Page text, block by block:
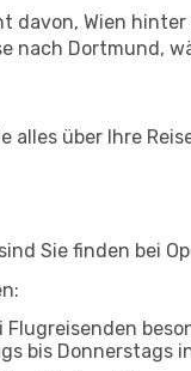
davon, Wien
nach Dortmund,
über Ihre
Sie finden bei
bis Donnerstags